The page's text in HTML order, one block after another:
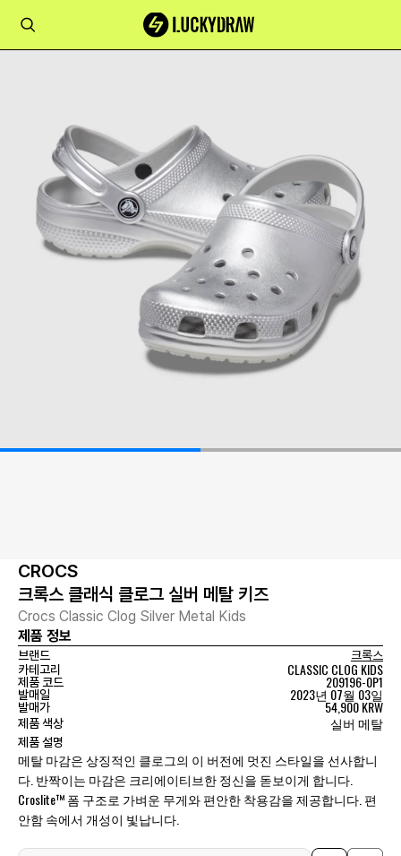
CROCS
크록스 클래식 클로그 실버 메탈 키즈
Crocs Classic Clog Silver Metal Kids
제품 정보
브랜드
크록스
카테고리
CLASSIC CLOG KIDS
제품 코드 209196-0P1
발매일 2023년 07월 03일
발매가 54,900 KRW
제품 색상 실버 메탈
제품 설명
메탈 마감은 상징적인 클로그의 이 버전에 멋진 스타일을 선사합니
다. 반짝이는 마감은 크리에이티브한 정신을 돋보이게 합니다.
Croslite™ 폼 구조로 가벼운 무게와 편안한 착용감을 제공합니다. 편
안함 속에서 개성이 빛납니다.